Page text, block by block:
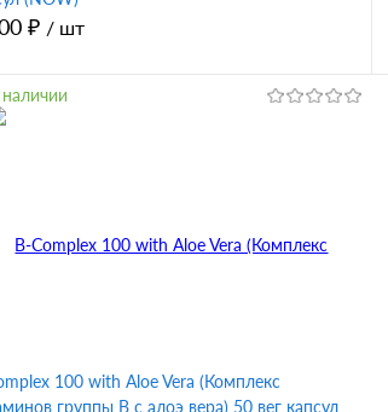
₽ / шт
100 with Aloe Vera (Комплекс
группы B с алоэ вера) 50 вег капсул